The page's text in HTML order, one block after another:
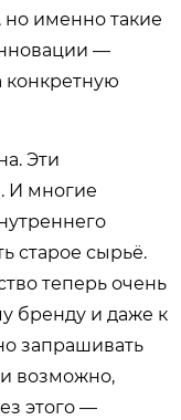
но именно такие
—
Эти
И многие
старое сырьё.
теперь очень
бренду и даже к
запрашивать
возможно,
этого —